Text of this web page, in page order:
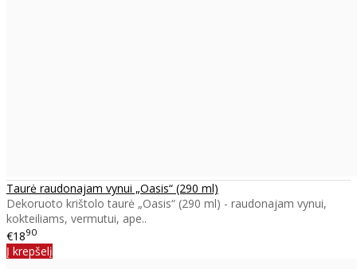
Taurė raudonajam vynui „Oasis“ (290 ml)
Dekoruoto krištolo taurė „Oasis“ (290 ml) - raudonajam vynui,
kokteiliams, vermutui, ape..
€1890
Į krepšelį